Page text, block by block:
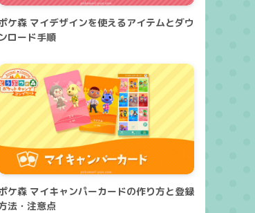
ケ森 マイデザインを使えるアイテムとダウ
ンロード手順
ケ森 マイキャンパーカードの作り方と登録
法・注意点